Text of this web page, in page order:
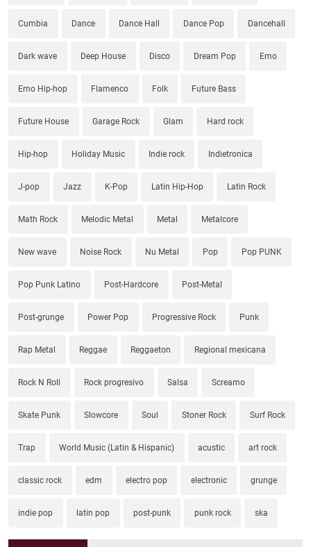
Cumbia Dance Dance Hall Dance Pop Dancehall
Dark wave Deep House Disco Dream Pop Emo
Emo Hip-hop Flamenco Folk Future Bass
Future House Garage Rock Glam Hard rock
Hip-hop Holiday Music Indie rock Indietronica
J-pop Jazz K-Pop Latin Hip-Hop Latin Rock
Math Rock Melodic Metal Metal Metalcore
New wave Noise Rock Nu Metal Pop Pop PUNK
Pop Punk Latino Post-Hardcore Post-Metal
Post-grunge Power Pop Progressive Rock Punk
Rap Metal Reggae Reggaeton Regional mexicana
Rock N Roll Rock progresivo Salsa Screamo
Skate Punk Slowcore Soul Stoner Rock Surf Rock
Trap World Music (Latin & Hispanic) acustic art rock
classic rock edm electro pop electronic grunge
indie pop latin pop post-punk punk rock ska